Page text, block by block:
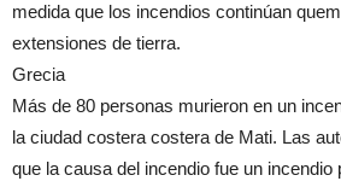
medida que los incendios continúan
extensiones de tierra.
Grecia
Más de 80 personas murieron en un
la ciudad costera costera de Mati. Las
que la causa del incendio fue un incendio